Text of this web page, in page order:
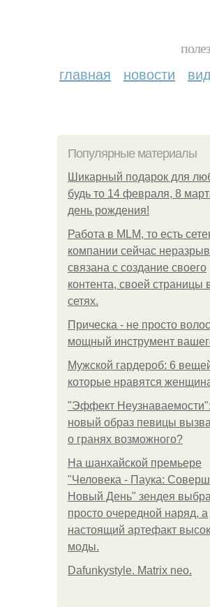
главная новости
Популярные материалы
Шикарный подарок для
будь то 14 февраля, 8
день рождения!
Работа в MLM, то есть
компании сейчас
связана с создание своего
контента, своей страницы
сетях.
Прическа - не просто
мощный инструмент
Мужской гардероб: 6
которые нравятся
"Эффект
новый образ певицы
о гранях возможного?
На шанхайской премьере
"Человека - Паука:
Новый День" зендея
просто очередной наряд, а
настоящий артефакт
моды.
Dafunkystyle. Matrix neo.